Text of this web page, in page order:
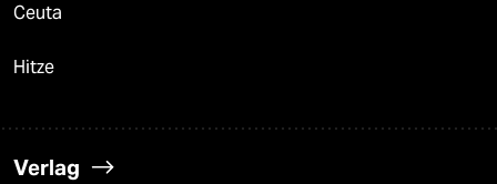
Ceuta
Hitze
Verlag